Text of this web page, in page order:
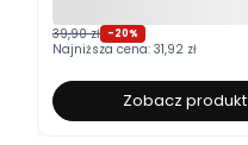
39,90 zł -20%
Najniższa cena: 31,92 zł
Zobacz produkt